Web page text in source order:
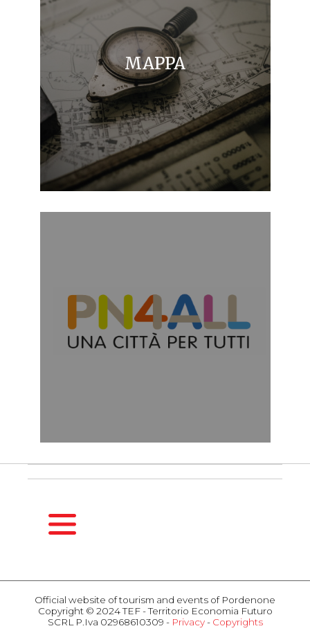
MAPPA
Spring
Summer
Official website of tourism and events of Pordenone
Copyright © 2024 TEF - Territorio Economia Futuro
SCRL P.Iva 02968610309 - Privacy- Copyrights